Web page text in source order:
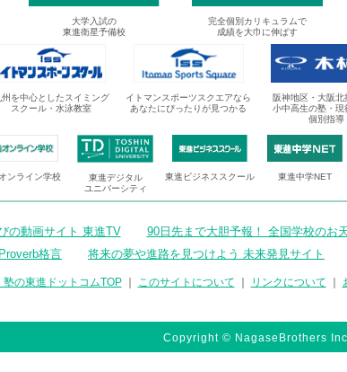
大学入試の
東進衛星予備校
完全個別カリキュラムで
成績を大巾に伸ばす
州を中心としたスイミング
スクール・水泳教室
イトマンスポーツスクエアなら
あなたにぴったりが見つかる
阪神地区・大阪北
小中高生の塾・現
個別指導
ンライン学校
東進デジタル
ユニバーシティ
東進ビジネススクール 東進中学NET
の動画サイト 東進TV 90日先まで大胆予報！ 全国学校のお
格言
将来の夢や進路を見つけよう 未来発見サイト
の東進ドットコムTOP｜ このサイトについて リンクについて
Copyright © NagaseBrothers